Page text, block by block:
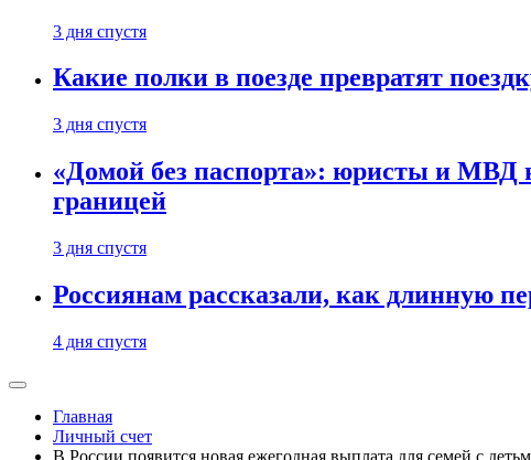
3 дня спустя
Какие полки в поезде превратят
3 дня спустя
«Домой без паспорта»: юристы и МВД
границей
3 дня спустя
Россиянам рассказали, как длинную
4 дня спустя
Главная
Личный счет
В России появится новая ежегодная выплата для семей с